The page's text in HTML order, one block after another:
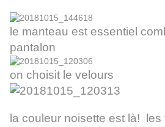
le manteau est essentiel
pantalon
on choisit le velours
la couleur noisette est là!